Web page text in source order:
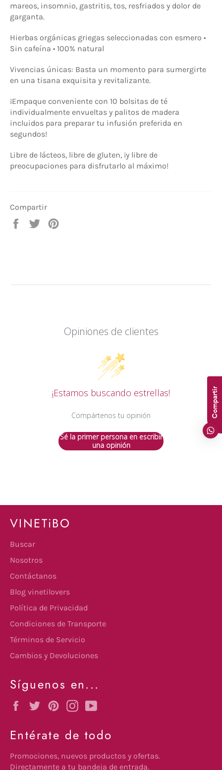
mareos, insomnio, gastritis, tos, resfriados y dolor de
garganta.
Hierbas orgánicas griegas seleccionadas con esmero •
Sin cafeína • 100% natural
Vivencias únicas: Basta un momento para sumergirte
en una tisana exquisita y revitalizante.
¡Empaque conveniente con 10 bolsitas de té
individualmente envueltas y palitos de madera
incluidos para preparar tu infusión preferida en
segundos!
Libre de lácteos, libre de gluten, ¡y libre de
preocupaciones para disfrutarlo al máximo!
Compartir
Compartir
Tuitear
Opiniones de clientes
¡Estamos buscando estrellas!
Compártenos tu opinión
Sé la primer persona en escribir
una opinión
VINETiBO
Buscar
Nosotros
Contáctanos
Blog vinetilovers
Política de Privacidad
Condiciones de Transporte
Términos de Servicio
Cambios y Devoluciones
Síguenos en...
FacebookTwitterPinterestInstagram
Entérate de todo
Promociones, nuevos productos y ofertas.
Directamente a tu bandeja de entrada.
Compartir